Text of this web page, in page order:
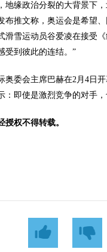
地缘政治分裂的大背景下
布推文称，奥运会是希望
滑雪运动员谷爱凌在接受
受到彼此的连结。”
奥委会主席巴赫在2月4日
：即使是激烈竞争的对手
授权不得转载。